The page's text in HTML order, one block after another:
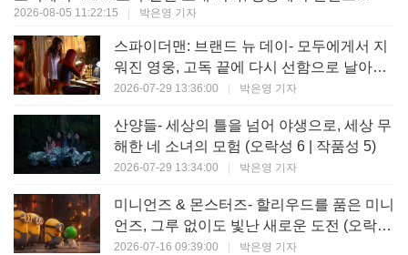
2026-08-05 11:22:15 박은영 기자
스파이더맨: 브랜드 뉴 데이- 모두에게서 지
워진 영웅, 고독 끝에 다시 선함으로 날아오
르다 (오락성 8 | 작품성 8)
2026-07-29 13:36:00 박은영 기자
산양들- 세상의 틀을 넘어 야생으로, 세상 무
해한 네 소녀의 모험 (오락성 6 | 작품성 5)
2026-07-29 13:34:00 박은영 기자
미니언즈 & 몬스터즈- 할리우드를 품은 미니
언즈, 그루 없이도 빛난 새로운 도전 (오락성
7 | 작품성 6)
2026-07-16 09:39:00 박은영 기자